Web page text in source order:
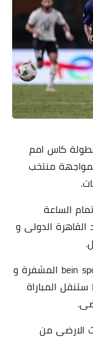
كاس امم
بمواجهة منتخب
سبتمبر فى تمام الساعة
الدولى و
و تنقل المباراة مباشرة عبر قناة bein sport HD2 المشفرة و
المباراة
الارضى من